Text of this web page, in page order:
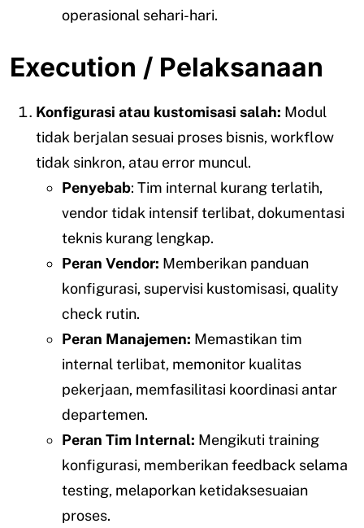
operasional sehari-hari.
Execution / Pelaksanaan
Konfigurasi atau kustomisasi salah: Modul
tidak berjalan sesuai proses bisnis, workflow
tidak sinkron, atau error muncul.
Penyebab: Tim internal kurang terlatih,
vendor tidak intensif terlibat, dokumentasi
teknis kurang lengkap.
Peran Vendor: Memberikan panduan
konfigurasi, supervisi kustomisasi, quality
check rutin.
Peran Manajemen: Memastikan tim
internal terlibat, memonitor kualitas
pekerjaan, memfasilitasi koordinasi antar
departemen.
Peran Tim Internal: Mengikuti training
konfigurasi, memberikan feedback selama
testing, melaporkan ketidaksesuaian
proses.